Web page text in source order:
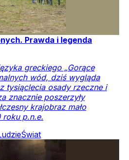
Prawda i legenda
greckiego „Gorące
wód, dziś wygląda
tysiąclecia osady rzeczne i
znacznie poszerzyły
krajobraz mało
roku p.n.e.
Świat